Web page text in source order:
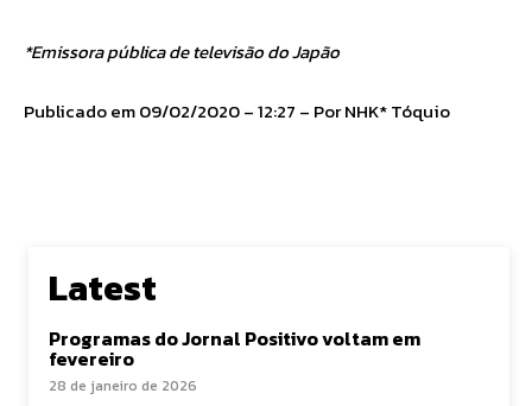
*Emissora pública de televisão do Japão
Publicado em 09/02/2020 – 12:27 – Por NHK* Tóquio
Latest
Programas do Jornal Positivo voltam em
fevereiro
28 de janeiro de 2026